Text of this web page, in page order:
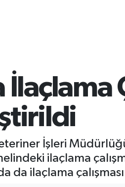
İlaçlama
İşleri
ilaçlama
da ilaçlama